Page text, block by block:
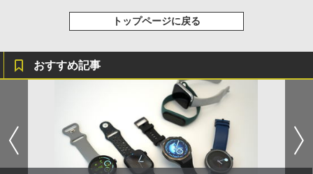
トップページに戻る
おすすめ記事